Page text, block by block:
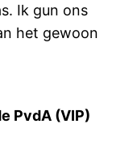
Ik gun ons
het gewoon
PvdA (VIP)